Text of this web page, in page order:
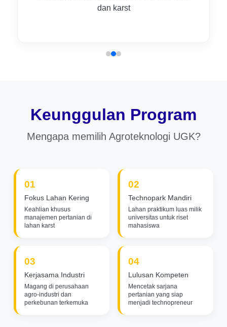
dan karst
Keunggulan Program
Mengapa memilih Agroteknologi UGK?
01
Fokus Lahan Kering
Keahlian khusus
manajemen pertanian di
lahan karst
02
Technopark Mandiri
Lahan praktikum luas milik
universitas untuk riset
mahasiswa
03
Kerjasama Industri
Magang di perusahaan
agro-industri dan
perkebunan terkemuka
04
Lulusan Kompeten
Mencetak sarjana
pertanian yang siap
menjadi technopreneur